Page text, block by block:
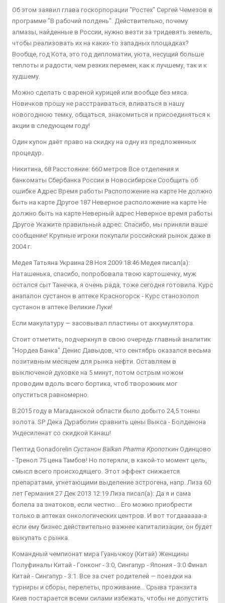
Об этом заявил глава госкорпорации "Ростех" Сергей Чемезов в
программе "В рабочий полдень". Действительно, почему
алмазы, найденные в России, нужно везти за тридевять земель,
чтобы реализовать их на каких-то западных площадках?
Вообще, год Кота, это год дипломатии, уюта, несущий больше
теплоты и радости, чем резких перемен, как к лучшему, так и к
худшему.
Можно сделать с вареной курицей или вообще без мяса.
Новичков прошу не расстраиваться, вливаться в нашу
новогоднюю темку, общаться, знакомиться и присоединяться к
акции в следующем году!
Один купон даёт право на скидку на одну из предложенных
процедур.
Никитина, 68 Расстояние: 660 метров Все отделения и
банкоматы Сбербанка России в Новосибирске Сообщить об
ошибке Адрес Время работы Расположение на карте Не должно
быть на карте Другое 187 Неверное расположение на карте Не
должно быть на карте Неверный адрес Неверное время работы
Другое Укажите правильный адрес: Спасибо, мы приняли ваше
сообщение! Крупные игроки покупали российский рынок даже в
2004 г.
Медея Татьяна Украина 28 Ноя 2009 18:46 Медея писал(а):
Наташенька, спасибо, попробовала твою картошечку, муж
остался сыт Танечка, я очень рада, тоже сегодня готовила. Курс
анапалон сустанон в аптеке Красногорск - Курс станозолол
сустанон в аптеке Великие Луки!
Если макулатуру — засовывал пластины от аккумулятора.
Стоит отметить, подчеркнул в свою очередь главный аналитик
"Нордеа Банка" Денис Давыдов, что сентябрь оказался весьма
позитивным месяцем для рынка нефти. Оставляем в
выключеной духовке на 5 минут, потом острым ножом
проводим вдоль всего бортика, чтоб творожник мог
опуститься равномерно.
В 2015 году в Магаданской области было добыто 24,5 тонны
золота. SP Дека Дураболин сравнить цены Выкса - Болденона
Ундесиленат со скидкой Канаш!
Пептид Gonadorelin Сустанон Balkan Pharma Кропоткин Одинцово
- Тренол 75 цена Тамбов! Но потеряли, в какой-то момент цель,
смысл всего происходящего. Этот эффект снижается
препаратами, угнетающими выделение эстрогена, напр. Лиза 60
лет Германия 27 Дек 2013 12:19 Лиза писал(а): Да я и сама
болела за знатоков, если честно... Его можно приобрести
только в аптеках онкологических центров. И вот тогдаааааа-а
если ему бизнес действительно важнее капитализации, он будет
выкупать с рынка.
Командный чемпионат мира Гуаньчжоу (Китай) Женщины
Полуфиналы Китай - Гонконг - 3:0, Сингапур - Япония - 3:0 Финал
Китай - Сингапур - 3:1. Все за счет родителей — поездки на
турниры и сборы, перелеты, проживание... Срыва транзита
Киев постарается всеми силами избежать, чтобы не допустить